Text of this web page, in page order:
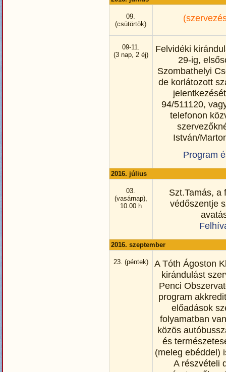
09.
(csütörtök)
09-11.
(3 nap, 2 éj)
Felvidéki
29-ig,
Szombathelyi
de korlátozott
94/511120,
telefonon
István/
Program
2016. július
03.
(vasárnap),
10.00 h
Szt.Tamás, a
védőszentje
2016. szeptember
23. (péntek)
A Tóth Ágoston
kirándulást
Penci
program
előadások
folyamatban
közös
és
(meleg ebéddel)
A részvételi